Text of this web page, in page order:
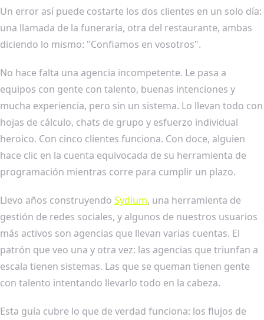
Un error así puede costarte los dos clientes en un solo día:
una llamada de la funeraria, otra del restaurante, ambas
diciendo lo mismo: "Confiamos en vosotros".
No hace falta una agencia incompetente. Le pasa a
equipos con gente con talento, buenas intenciones y
mucha experiencia, pero sin un sistema. Lo llevan todo con
hojas de cálculo, chats de grupo y esfuerzo individual
heroico. Con cinco clientes funciona. Con doce, alguien
hace clic en la cuenta equivocada de su herramienta de
programación mientras corre para cumplir un plazo.
Llevo años construyendo Sydium, una herramienta de
gestión de redes sociales, y algunos de nuestros usuarios
más activos son agencias que llevan varias cuentas. El
patrón que veo una y otra vez: las agencias que triunfan a
escala tienen sistemas. Las que se queman tienen gente
con talento intentando llevarlo todo en la cabeza.
Esta guía cubre lo que de verdad funciona: los flujos de